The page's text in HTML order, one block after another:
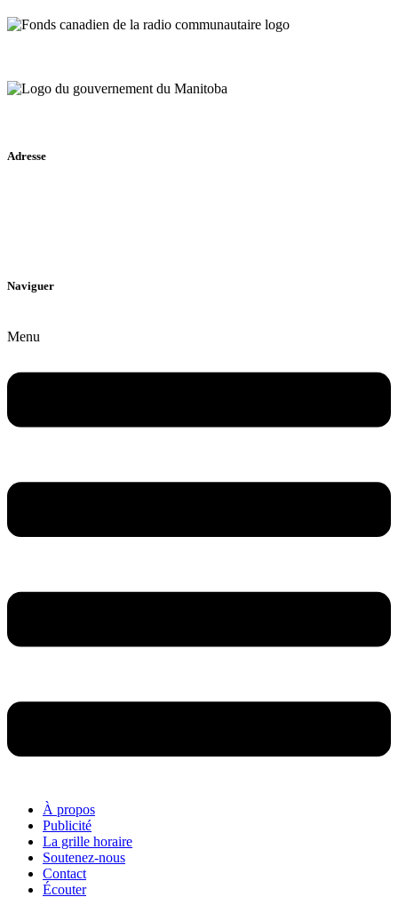
Adresse
Naviguer
Menu
À propos
Publicité
La grille horaire
Soutenez-nous
Contact
Écouter